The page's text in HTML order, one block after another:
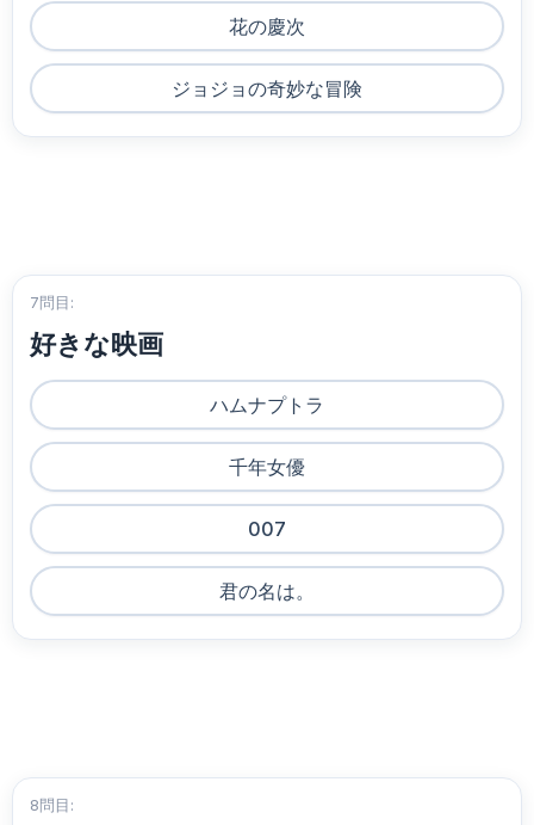
花の慶次
ジョジョの奇妙な冒険
7問目:
好きな映画
ハムナプトラ
千年女優
007
君の名は。
8問目: